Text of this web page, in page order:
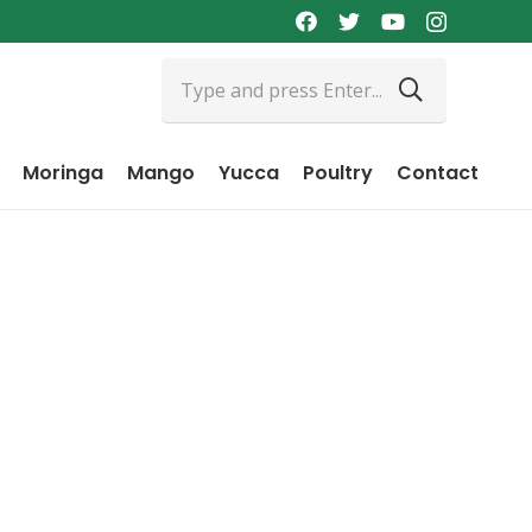
Moringa Mango Yucca Poultry Contact